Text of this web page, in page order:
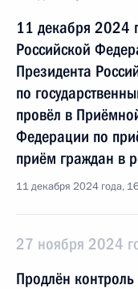
11 декабря 2024
Российской
Президента
по
провёл в
Федерации по
приём граждан в
11 декабря 2024 года,
27 ноября 2024
Продлён